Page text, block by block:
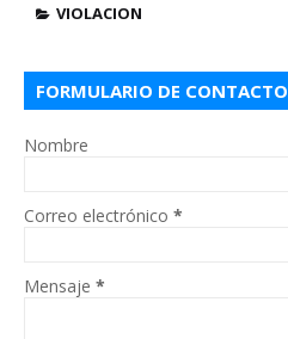
VIOLACION
FORMULARIO DE CONTACTO
Nombre
Correo electrónico *
Mensaje *